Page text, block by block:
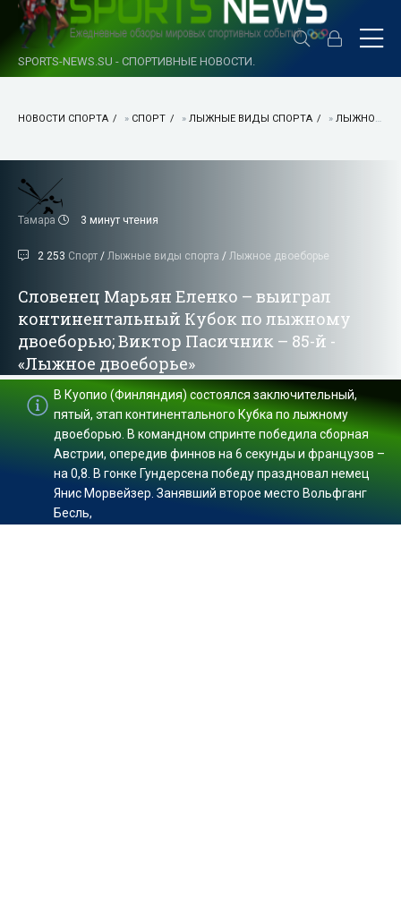
SPORTS-NEWS.SU - СПОРТИВНЫЕ НОВОСТИ.
НОВОСТИ СПОРТА » СПОРТ » ЛЫЖНЫЕ ВИДЫ СПОРТА » ЛЫЖНОЕ ДВОЕБОРЬЕ
Тамара 3 минут чтения
2 253 Спорт / Лыжные виды спорта / Лыжное двоеборье
Словенец Марьян Еленко – выиграл
континентальный Кубок по лыжному
двоеборью; Виктор Пасичник – 85-й -
«Лыжное двоеборье»
Добавлено: 10 май 2017
В Куопио (Финляндия) состоялся заключительный,
пятый, этап континентального Кубка по лыжному
двоеборью. В командном спринте победила сборная
Австрии, опередив финнов на 6 секунды и французов –
на 0,8. В гонке Гундерсена победу праздновал немец
Янис Морвейзер. Занявший второе место Вольфганг
Бесль,